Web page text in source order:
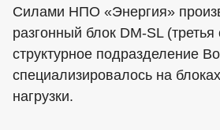
Силами НПО «Энергия»
разгонный блок DM-SL (третья
структурное подразделение
специализировалось на
нагрузки.